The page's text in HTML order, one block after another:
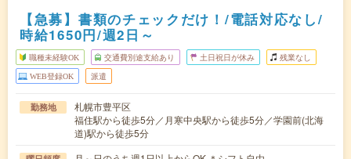
【急募】書類のチェックだけ！/電話対応なし/
時給1650円/週2日～
職種未経験OK 交通費別途支給あり 土日祝日が休み 残業なし
WEB登録OK 派遣
勤務地
札幌市豊平区
福住駅から徒歩5分／月寒中央駅から徒歩5分／学園前(北海
道)駅から徒歩5分